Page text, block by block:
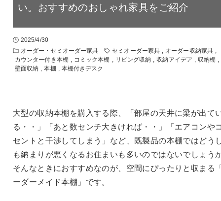
い。おすすめのおしゃれ家具をご紹介
2025/4/30
オーダー・セミオーダー家具
セミオーダー家具 , オーダー収納家具 ,
カウンター付き本棚 , コミック本棚 , リビング収納 , 収納アイデア , 収納棚 ,
壁面収納 , 本棚 , 本棚付きデスク
大型の収納本棚を購入する際、「部屋の天井に梁が出て
る・・」「あと数センチ大きければ・・」「エアコンや
セントと干渉してしまう」など、既製品の本棚ではどう
も納まりが悪くなるお住まいも多いのではないでしょう
そんなときにおすすめなのが、空間にぴったりと収まる
ーダーメイド本棚」です。